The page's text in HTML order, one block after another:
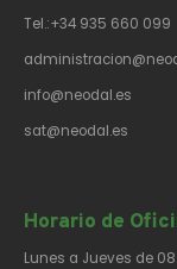
Tel.:+34 935 660 099
info@neodal.es
sat@neodal.es
Horario de
Lunes a Jueves de